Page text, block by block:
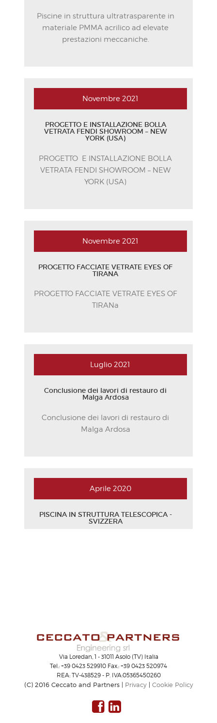
Piscine in struttura ultratrasparente in
materiale PMMA acrilico ad elevate
prestazioni meccaniche.
Novembre 2021
PROGETTO E INSTALLAZIONE BOLLA
VETRATA FENDI SHOWROOM – NEW
YORK (USA)
PROGETTO E INSTALLAZIONE BOLLA
VETRATA FENDI SHOWROOM – NEW
YORK (USA)
Novembre 2021
PROGETTO FACCIATE VETRATE EYES OF
TIRANA
PROGETTO FACCIATE VETRATE EYES OF
TIRANa
Luglio 2021
Conclusione dei lavori di restauro di
Malga Ardosa
Conclusione dei lavori di restauro di
Malga Ardosa
Aprile 2020
PISCINA IN STRUTTURA TELESCOPICA -
SVIZZERA
Gennaio 2020
INSTALLAZIONE ASCENSORE
PANORAMICO VETRATO – TORRE ‘’ONE
VANDERBILT NEW YORK’’
dell’ascensore panoramico che è stato
Via Loredan, 1 - 31011 Asolo (TV) Italia
Tel.: +39 0423 529910 Fax.: +39 0423 520974
REA: TV-438529 - P. IVA:05365450260
(C) 2016 Ceccato and Partners | Privacy| Cookie Policy